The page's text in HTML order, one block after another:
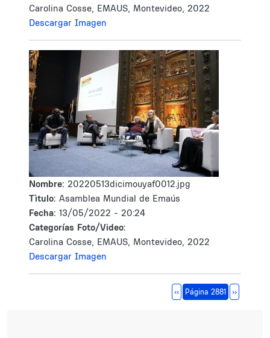
Carolina Cosse, EMAUS, Montevideo, 2022
Descargar Imagen
Nombre: 20220513dicimouyaf0012.jpg
Tìtulo: Asamblea Mundial de Emaús
Fecha: 13/05/2022 - 20:24
Categorías Foto/Video:
Carolina Cosse, EMAUS, Montevideo, 2022
Descargar Imagen
Página anterior
‹‹ Página 2881 Siguiente
››